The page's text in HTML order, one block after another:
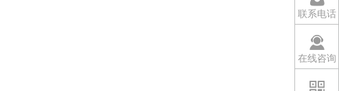
联系电话
在线咨询